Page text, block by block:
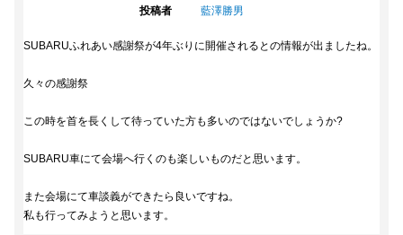
投稿者 藍澤勝男
SUBARUふれあい感謝祭が4年ぶりに開催されるとの情報が出ましたね。
久々の感謝祭
この時を首を長くして待っていた方も多いのではないでしょうか?
SUBARU車にて会場へ行くのも楽しいものだと思います。
また会場にて車談義ができたら良いですね。
私も行ってみようと思います。